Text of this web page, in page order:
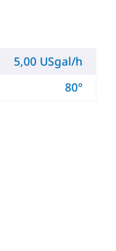
5,00 USgal/h
80°